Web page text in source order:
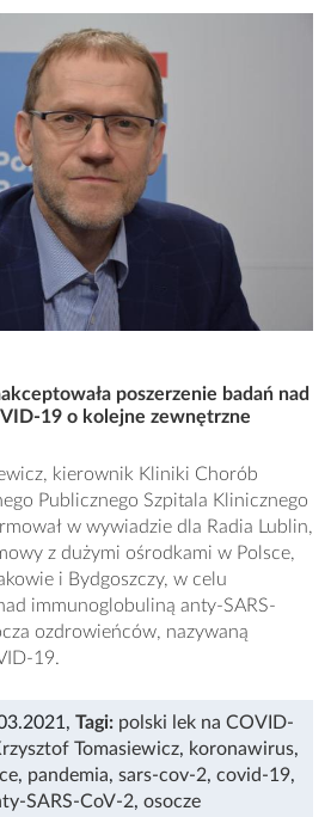
poszerzenie badań nad
19 o kolejne zewnętrzne
kierownik Kliniki Chorób
Publicznego Szpitala Klinicznego
w wywiadzie dla Radia Lublin,
z dużymi ośrodkami w Polsce,
i Bydgoszczy, w celu
immunoglobuliną anty-SARS-
ozdrowieńców, nazywaną
19.
, Tagi: polski lek na COVID-
Tomasiewicz, koronawirus,
, pandemia, sars-cov-2, covid-19,
SARS-CoV-2, osocze